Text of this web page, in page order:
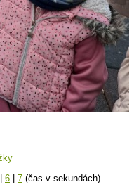
6 7 (čas v sekundách)